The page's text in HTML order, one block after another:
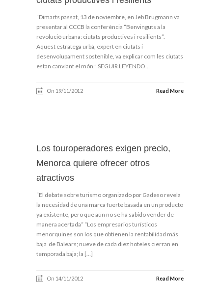
“Dimarts passat, 13 de noviembre, en Jeb Brugmann va
presentar al CCCB la conferència “Benvinguts a la
revolució urbana: ciutats productives i resilients”.
Aquest estratega urbà, expert en ciutats i
desenvolupament sostenible, va explicar com les ciutats
estan canviant el món.” SEGUIR LEYENDO…
On 19/11/2012 Read More
Los touroperadores exigen precio,
Menorca quiere ofrecer otros
atractivos
“El debate sobre turismo organizado por Gadeso revela
la necesidad de una marca fuerte basada en un producto
ya existente, pero que aún no se ha sabido vender de
manera acertada“ “Los empresarios turísticos
menorquines son los que obtienen la rentabilidad más
baja de Balears; nueve de cada diez hoteles cierran en
temporada baja; la […]
On 14/11/2012 Read More